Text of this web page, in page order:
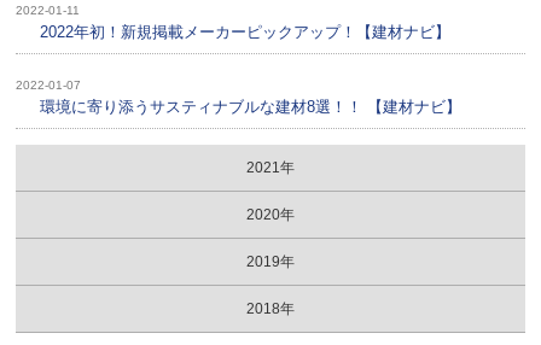
2022-01-11
2022年初！新規掲載メーカーピックアップ！【建材ナビ】
2022-01-07
環境に寄り添うサスティナブルな建材8選！！ 【建材ナビ】
2021年
2020年
2019年
2018年